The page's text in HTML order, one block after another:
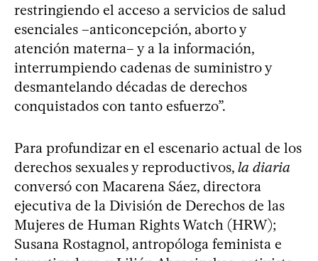
restringiendo el acceso a servicios de salud
esenciales –anticoncepción, aborto y
atención materna– y a la información,
interrumpiendo cadenas de suministro y
desmantelando décadas de derechos
conquistados con tanto esfuerzo”.
Para profundizar en el escenario actual de los
derechos sexuales y reproductivos, la diaria
conversó con Macarena Sáez, directora
ejecutiva de la División de Derechos de las
Mujeres de Human Rights Watch (HRW);
Susana Rostagnol, antropóloga feminista e